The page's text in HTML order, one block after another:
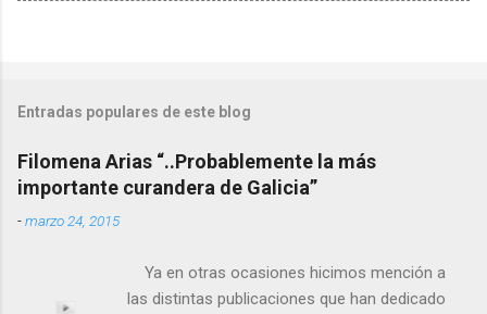
Entradas populares de este blog
Filomena Arias “..Probablemente la más
importante curandera de Galicia”
-marzo 24, 2015
Ya en otras ocasiones hicimos mención a
las distintas publicaciones que han dedicado